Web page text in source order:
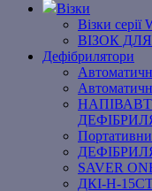
Візки
Візки серії
ВІЗОК
Дефібрилятори
SAVER
ДКІ-Н-